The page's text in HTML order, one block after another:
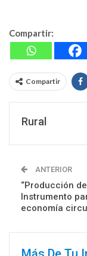
Compartir:
Compartir
Rural
ANTERIOR
“Producción
Instrumento
economía